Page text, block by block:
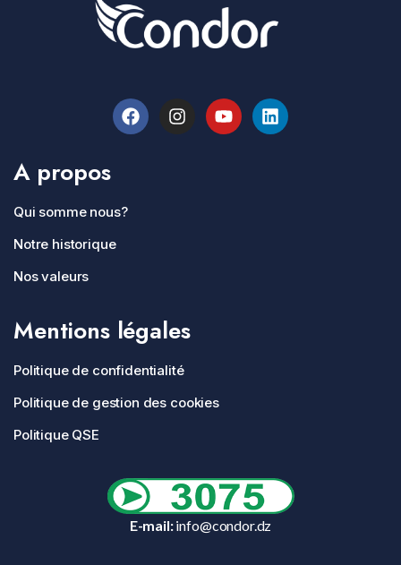
A propos
Qui somme nous?
Notre historique
Nos valeurs
Mentions légales
Politique de confidentialité
Politique de gestion des cookies
Politique QSE
E-mail:info@condor.dz